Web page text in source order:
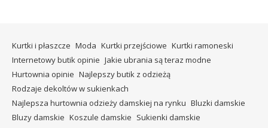
Kurtki i płaszcze Moda Kurtki przejściowe Kurtki ramoneski
Internetowy butik opinie Jakie ubrania są teraz modne
Hurtownia opinie Najlepszy butik z odzieżą
Rodzaje dekoltów w sukienkach
Najlepsza hurtownia odzieży damskiej na rynku Bluzki damskie
Bluzy damskie Koszule damskie Sukienki damskie